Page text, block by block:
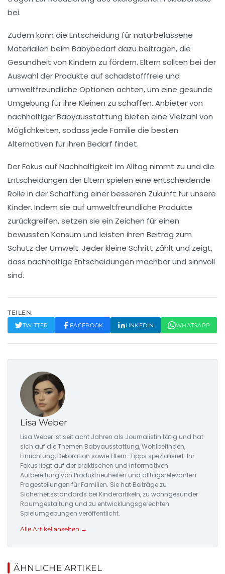
bei.
Zudem kann die Entscheidung fürnaturbelassene
Materialien beim Babybedarf dazu beitragen, die
Gesundheit von Kindern zu fördern. Eltern sollten bei der
Auswahl der Produkte auf schadstofffreie und
umweltfreundliche Optionen achten, um eine gesunde
Umgebung für ihre Kleinen zu schaffen. Anbieter von
nachhaltiger Babyausstattung bieten eine Vielzahl von
Möglichkeiten, sodass jede Familie die besten
Alternativen für ihren Bedarf findet.
Der Fokus auf Nachhaltigkeit im Alltag nimmt zu und die
Entscheidungen der Eltern spielen eine entscheidende
Rolle in der Schaffung einer besseren Zukunft für unsere
Kinder. Indem sie auf umweltfreundliche Produkte
zurückgreifen, setzen sie ein Zeichen für einen
bewussten Konsum und leisten ihren Beitrag zum
Schutz der Umwelt. Jeder kleine Schritt zählt und zeigt,
dass nachhaltige Entscheidungen machbar und sinnvoll
sind.
TEILEN:
TWITTER FACEBOOK LINKEDIN WHATSAPP
Lisa Weber
Lisa Weber ist seit acht Jahren als Journalistin tätig und hat
sich auf die Themen Babyausstattung, Wohlbefinden,
Einrichtung, Dekoration sowie Eltern-Tipps spezialisiert. Ihr
Fokus liegt auf der praktischen und informativen
Aufbereitung von Produktneuheiten und alltagsrelevanten
Fragestellungen für Familien. Sie hat Beiträge zu
Sicherheitsstandards bei Kinderartikeln, zu wohngesunder
Raumgestaltung und zu entwicklungsgerechten
Spielumgebungen veröffentlicht.
Alle Artikel ansehen →
ÄHNLICHE ARTIKEL